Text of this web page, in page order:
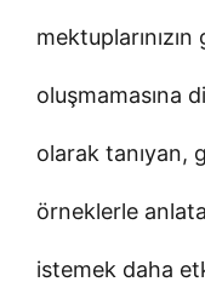
oluşmamasına
olarak tanıyan,
örneklerle
istemek daha